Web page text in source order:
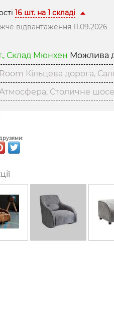
16 шт. на 1 складі
відвантаження 11.09.2026
Склад Мюнхен Можлива
Кільцева дорога,
Столичне